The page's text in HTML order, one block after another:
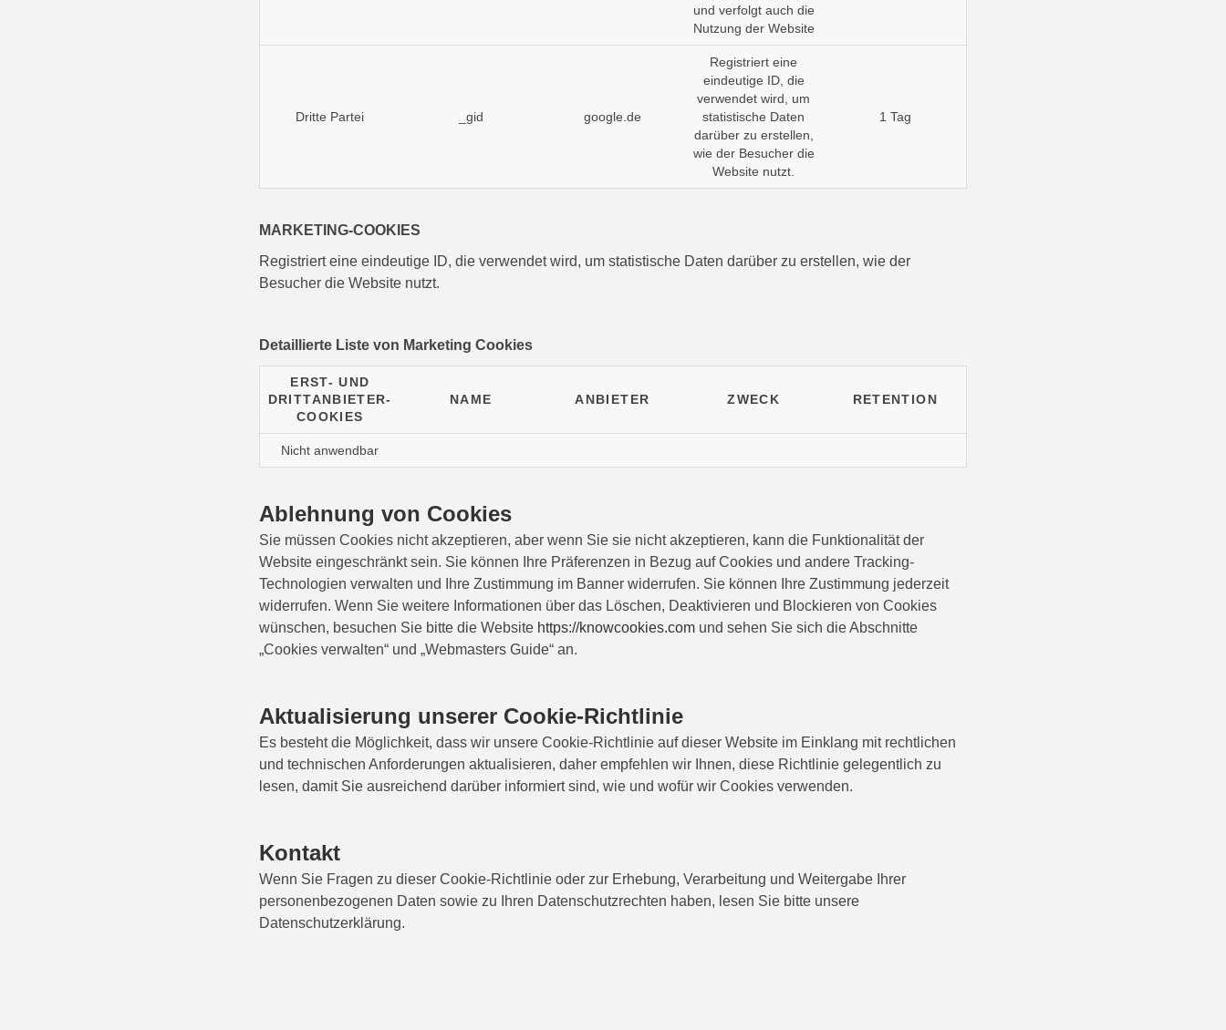
und verfolgt auch die
Nutzung der Website
Dritte Partei _gid google.de
Registriert eine
eindeutige ID, die
verwendet wird, um
statistische Daten
darüber zu erstellen,
wie der Besucher die
Website nutzt.
1 Tag
MARKETING-COOKIES
Registriert eine eindeutige ID, die verwendet wird, um statistische Daten darüber zu erstellen, wie der
Besucher die Website nutzt.
Detaillierte Liste von Marketing Cookies
ERST- UND
DRITTANBIETER-
COOKIES
NAME ANBIETER ZWECK RETENTION
Nicht anwendbar
Ablehnung von Cookies
Sie müssen Cookies nicht akzeptieren, aber wenn Sie sie nicht akzeptieren, kann die Funktionalität der
Website eingeschränkt sein. Sie können Ihre Präferenzen in Bezug auf Cookies und andere Tracking-
Technologien verwalten und Ihre Zustimmung im Banner widerrufen. Sie können Ihre Zustimmung jederzeit
widerrufen. Wenn Sie weitere Informationen über das Löschen, Deaktivieren und Blockieren von Cookies
wünschen, besuchen Sie bitte die Website https://knowcookies.comund sehen Sie sich die Abschnitte
„Cookies verwalten“ und „Webmasters Guide“ an.
Aktualisierung unserer Cookie-Richtlinie
Es besteht die Möglichkeit, dass wir unsere Cookie-Richtlinie auf dieser Website im Einklang mit rechtlichen
und technischen Anforderungen aktualisieren, daher empfehlen wir Ihnen, diese Richtlinie gelegentlich zu
lesen, damit Sie ausreichend darüber informiert sind, wie und wofür wir Cookies verwenden.
Kontakt
Wenn Sie Fragen zu dieser Cookie-Richtlinie oder zur Erhebung, Verarbeitung und Weitergabe Ihrer
personenbezogenen Daten sowie zu Ihren Datenschutzrechten haben, lesen Sie bitte unsere
Datenschutzerklärung.